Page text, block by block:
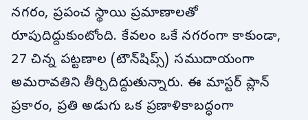
నగరం, ప్రపంచ స్థాయి ప్రమాణాలతో
రూపుదిద్దుకుంటోంది. కేవలం ఒకే నగరంగా కాకుండా,
27 చిన్న పట్టణాల (టౌన్‌షిప్స్) సముదాయంగా
అమరావతిని తీర్చిదిద్దుతున్నారు. ఈ మాస్టర్ ప్లాన్
ప్రకారం, ప్రతి అడుగు ఒక ప్రణాళికాబద్ధంగా